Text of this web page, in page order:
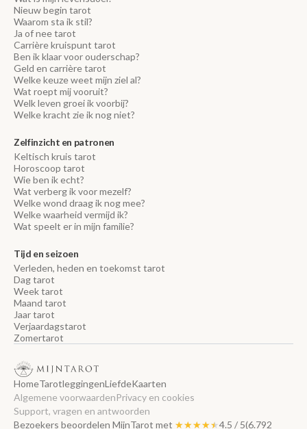
Nieuw begin tarot
Waarom sta ik stil?
Ja of nee tarot
Carrière kruispunt tarot
Ben ik klaar voor ouderschap?
Geld en carrière tarot
Welke keuze weet mijn ziel al?
Wat roept mij vooruit?
Welk leven groei ik voorbij?
Welke kracht zie ik nog niet?
Zelfinzicht en patronen
Keltisch kruis tarot
Horoscoop tarot
Wie ben ik echt?
Wat verberg ik voor mezelf?
Welke wond draag ik nog mee?
Welke waarheid vermijd ik?
Wat speelt er in mijn familie?
Tijd en seizoen
Verleden, heden en toekomst tarot
Dag tarot
Week tarot
Maand tarot
Jaar tarot
Verjaardagstarot
Zomertarot
HomeTarotleggingenLiefdeKaarten
Algemene voorwaardenPrivacy en cookies
Support, vragen en antwoorden
Bezoekers beoordelen MijnTarot met ★★★★★
★★★★★4.5 / 5(6.792